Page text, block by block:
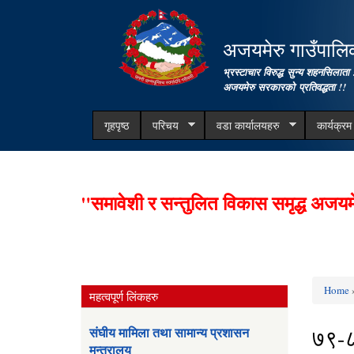
अजयमेरु
भ्रस्टाचार विरुद्ध सुन्य शहनसिलाता
अजयमेरु सरकारको प्रतिवद्धता !!
गृहपृष्ठ परिचय वडा कार्यालयहरु
"समावेशी र सन्तुलित विकास समृद्ध
महत्वपूर्ण लिंकहरु
संघीय मामिला तथा सामान्य प्रशासन
मन्त्रालय
Home
७९-